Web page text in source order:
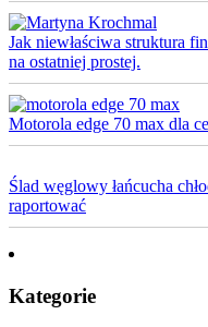
Jak niewłaściwa struktura
na ostatniej prostej.
Motorola edge 70 max dla
Ślad węglowy łańcucha
raportować
Kategorie